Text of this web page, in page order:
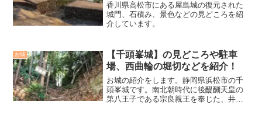
香川県高松市にある屋島城の復元された
城門、石積み、景色などの見どころを紹
介しています。
お城
【千頭峯城】の見どころや駐車
場、西曲輪の堀切などを紹介！
お城の紹介をします。静岡県浜松市の千
頭峯城です。南北朝時代に後醍醐天皇の
第八王子である宗良親王を奉じた、井伊